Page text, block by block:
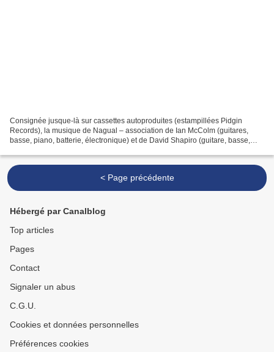
Consignée jusque-là sur cassettes autoproduites (estampillées Pidgin
Records), la musique de Nagual – association de Ian McColm (guitares,
basse, piano, batterie, électronique) et de David Shapiro (guitare, basse,
< Page précédente
Hébergé par Canalblog
Top articles
Pages
Contact
Signaler un abus
C.G.U.
Cookies et données personnelles
Préférences cookies